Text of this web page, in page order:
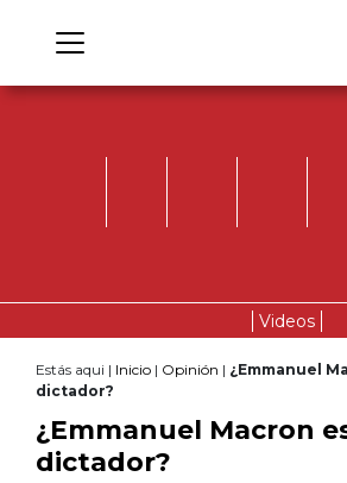
Videos
Estás aqui | Inicio | Opinión | ¿Emmanuel
dictador?
¿Emmanuel Macron
dictador?